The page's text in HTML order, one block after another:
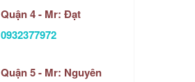
Quận 4 - Mr: Đạt
0932377972
Quận 5 - Mr: Nguyên